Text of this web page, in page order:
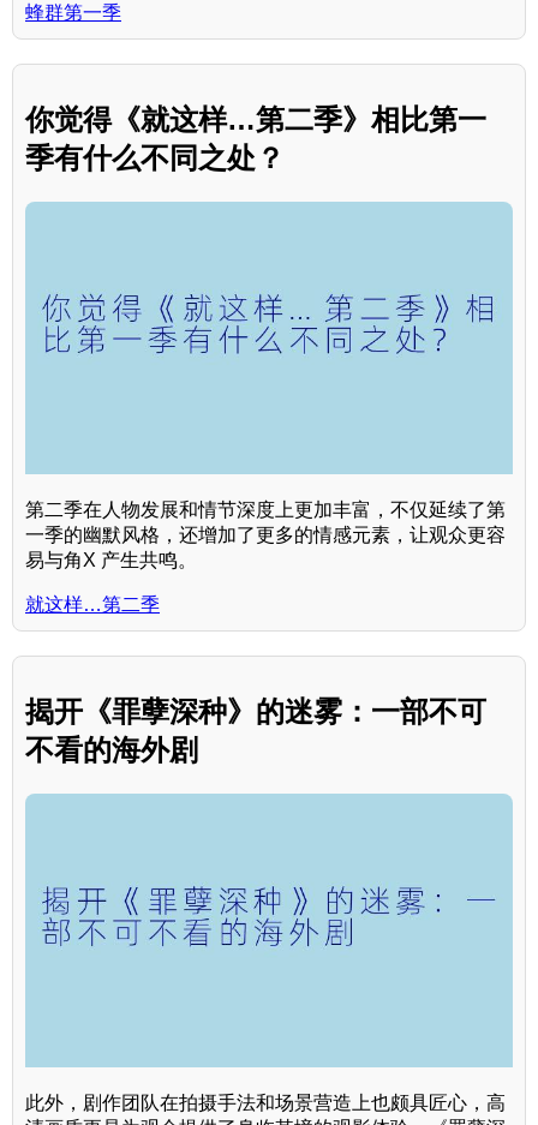
蜂群第一季
你觉得《就这样…第二季》相比第一
季有什么不同之处？
第二季在人物发展和情节深度上更加丰富，不仅延续了第
一季的幽默风格，还增加了更多的情感元素，让观众更容
易与角X 产生共鸣。
就这样…第二季
揭开《罪孽深种》的迷雾：一部不可
不看的海外剧
此外，剧作团队在拍摄手法和场景营造上也颇具匠心，高